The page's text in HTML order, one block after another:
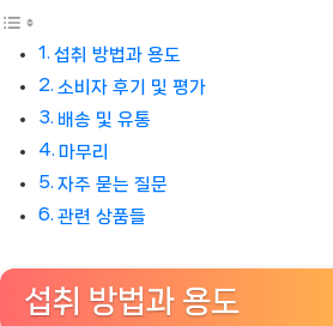
섭취 방법과 용도
소비자 후기 및 평가
배송 및 유통
마무리
자주 묻는 질문
관련 상품들
섭취 방법과 용도